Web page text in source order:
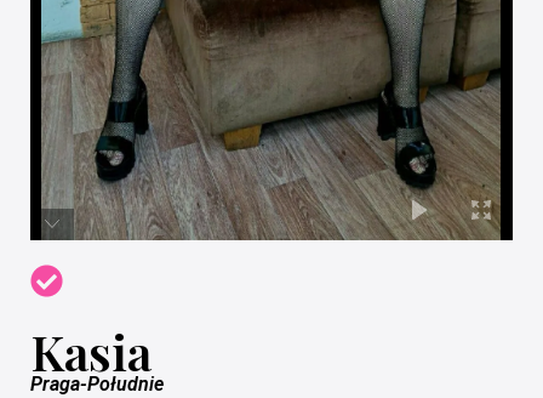
Kasia
Praga-Południe